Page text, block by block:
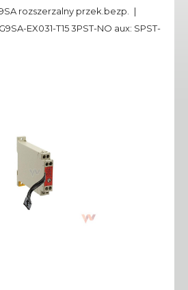
rozszerzalny przek.bezp.
EX031-T15 3PST-NO aux: SPST-